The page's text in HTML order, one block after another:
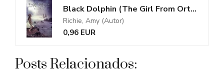
Black Dolphin (The Girl From Ortec Book 2) (English Edition)
Richie, Amy (Autor)
0,96 EUR
Posts Relacionados: